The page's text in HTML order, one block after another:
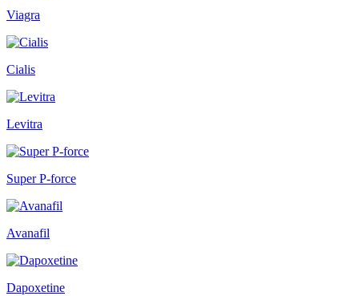
Viagra
Cialis
Levitra
Super P-force
Avanafil
Dapoxetine